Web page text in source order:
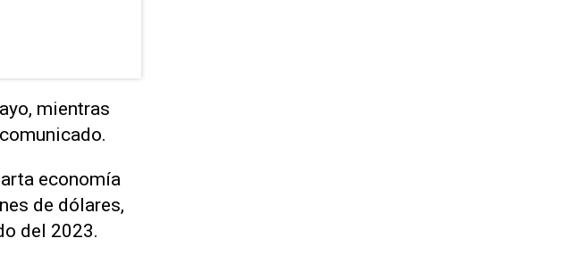
mientras
economía
de dólares,
del 2023.